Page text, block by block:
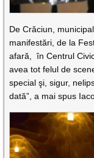
De Crăciun,
manifestări, de la
afară, în Centrul
avea tot felul de
special şi, sigur,
dată”, a mai spus